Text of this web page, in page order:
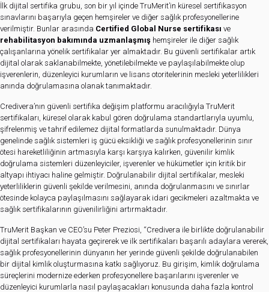
İlk dijital sertifika grubu, son bir yıl içinde TruMerit’in küresel sertifikasyon
sınavlarını başarıyla geçen hemşireler ve diğer sağlık profesyonellerine
verilmiştir. Bunlar arasında Certified Global Nurse sertifikası ve
rehabilitasyon bakımında uzmanlaşmış hemşireler ile diğer sağlık
çalışanlarına yönelik sertifikalar yer almaktadır. Bu güvenli sertifikalar artık
dijital olarak saklanabilmekte, yönetilebilmekte ve paylaşılabilmekte olup
işverenlerin, düzenleyici kurumların ve lisans otoritelerinin mesleki yeterlilikleri
anında doğrulamasına olanak tanımaktadır.
Credivera’nın güvenli sertifika değişim platformu aracılığıyla TruMerit
sertifikaları, küresel olarak kabul gören doğrulama standartlarıyla uyumlu,
şifrelenmiş ve tahrif edilemez dijital formatlarda sunulmaktadır. Dünya
genelinde sağlık sistemleri iş gücü eksikliği ve sağlık profesyonellerinin sınır
ötesi hareketliliğinin artmasıyla karşı karşıya kalırken, güvenilir kimlik
doğrulama sistemleri düzenleyiciler, işverenler ve hükümetler için kritik bir
altyapı ihtiyacı haline gelmiştir. Doğrulanabilir dijital sertifikalar, mesleki
yeterliliklerin güvenli şekilde verilmesini, anında doğrulanmasını ve sınırlar
ötesinde kolayca paylaşılmasını sağlayarak idari gecikmeleri azaltmakta ve
sağlık sertifikalarının güvenilirliğini artırmaktadır.
TruMerit Başkan ve CEO’su Peter Preziosi, “Credivera ile birlikte doğrulanabilir
dijital sertifikaları hayata geçirerek ve ilk sertifikaları başarılı adaylara vererek,
sağlık profesyonellerinin dünyanın her yerinde güvenli şekilde doğrulanabilen
bir dijital kimlik oluşturmasına katkı sağlıyoruz. Bu girişim, kimlik doğrulama
süreçlerini modernize ederken profesyonellere başarılarını işverenler ve
düzenleyici kurumlarla nasıl paylaşacakları konusunda daha fazla kontrol